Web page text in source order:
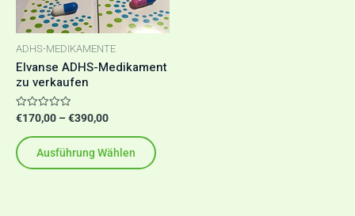
ADHS-MEDIKAMENTE
Elvanse ADHS-Medikament
zu verkaufen
Bewertet
von
5
€170,00 –€390,00
Ausführung Wählen
Varianten
auf.